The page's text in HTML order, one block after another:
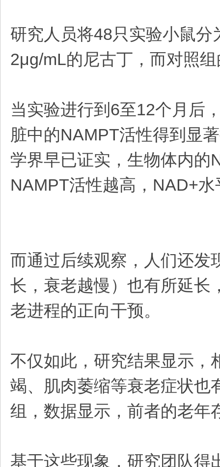
研究人员将48只实验小鼠
2μg/mL的尼古丁，而对照
当实验进行到6至12个月后
脏中的NAMPT活性得到显
学界早已证实，生物体内的
NAMPT活性越高，NAD+
而通过后续观察，人们还发
长，衰老越慢）也有所延长
老进程的正向干预。
不仅如此，研究结果显示，
竭、肌肉萎缩等衰老症状也
组，数据显示，前者的老年
基于这些现象，研究团队得